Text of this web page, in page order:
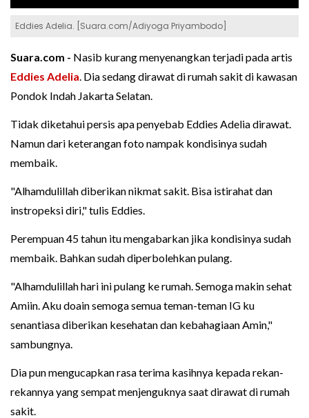
Eddies Adelia. [Suara.com/Adiyoga Priyambodo]
Suara.com - Nasib kurang menyenangkan terjadi pada artis
Eddies Adelia. Dia sedang dirawat di rumah sakit di kawasan
Pondok Indah Jakarta Selatan.
Tidak diketahui persis apa penyebab Eddies Adelia dirawat.
Namun dari keterangan foto nampak kondisinya sudah
membaik.
"Alhamdulillah diberikan nikmat sakit. Bisa istirahat dan
instropeksi diri," tulis Eddies.
Perempuan 45 tahun itu mengabarkan jika kondisinya sudah
membaik. Bahkan sudah diperbolehkan pulang.
"Alhamdulillah hari ini pulang ke rumah. Semoga makin sehat
Amiin. Aku doain semoga semua teman-teman IG ku
senantiasa diberikan kesehatan dan kebahagiaan Amin,"
sambungnya.
Dia pun mengucapkan rasa terima kasihnya kepada rekan-
rekannya yang sempat menjenguknya saat dirawat di rumah
sakit.